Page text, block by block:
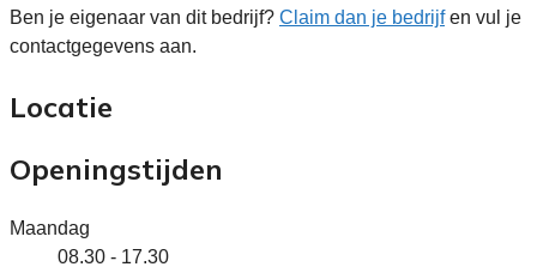
Ben je eigenaar van dit bedrijf? Claim dan je bedrijfen vul je
contactgegevens aan.
Locatie
Openingstijden
Maandag
08.30 - 17.30